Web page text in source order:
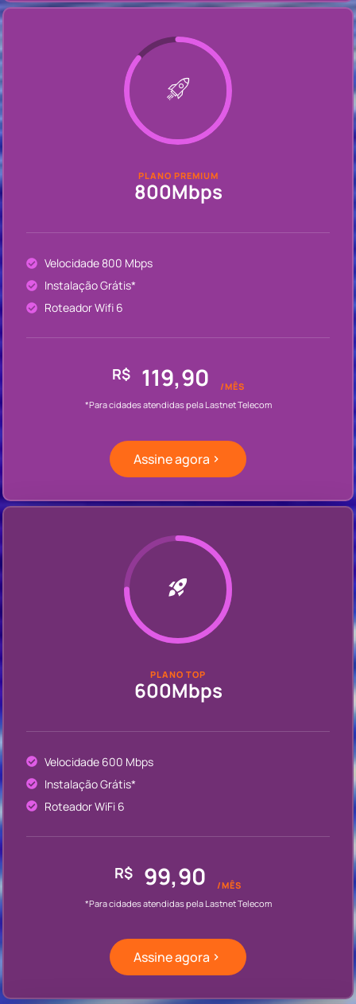
PLANO PREMIUM
800Mbps
Velocidade 800 Mbps
Instalação Grátis*
Roteador Wifi 6
R$ 119,90
/MÊS
*Para cidades atendidas pela Lastnet Telecom
Assine agora
PLANO TOP
600Mbps
Velocidade 600 Mbps
Instalação Grátis*
Roteador WiFi 6
R$ 99,90
/MÊS
*Para cidades atendidas pela Lastnet Telecom
Assine agora